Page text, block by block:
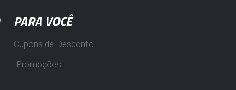
PARA VOCÊ
Cupons de Desconto
Promoções